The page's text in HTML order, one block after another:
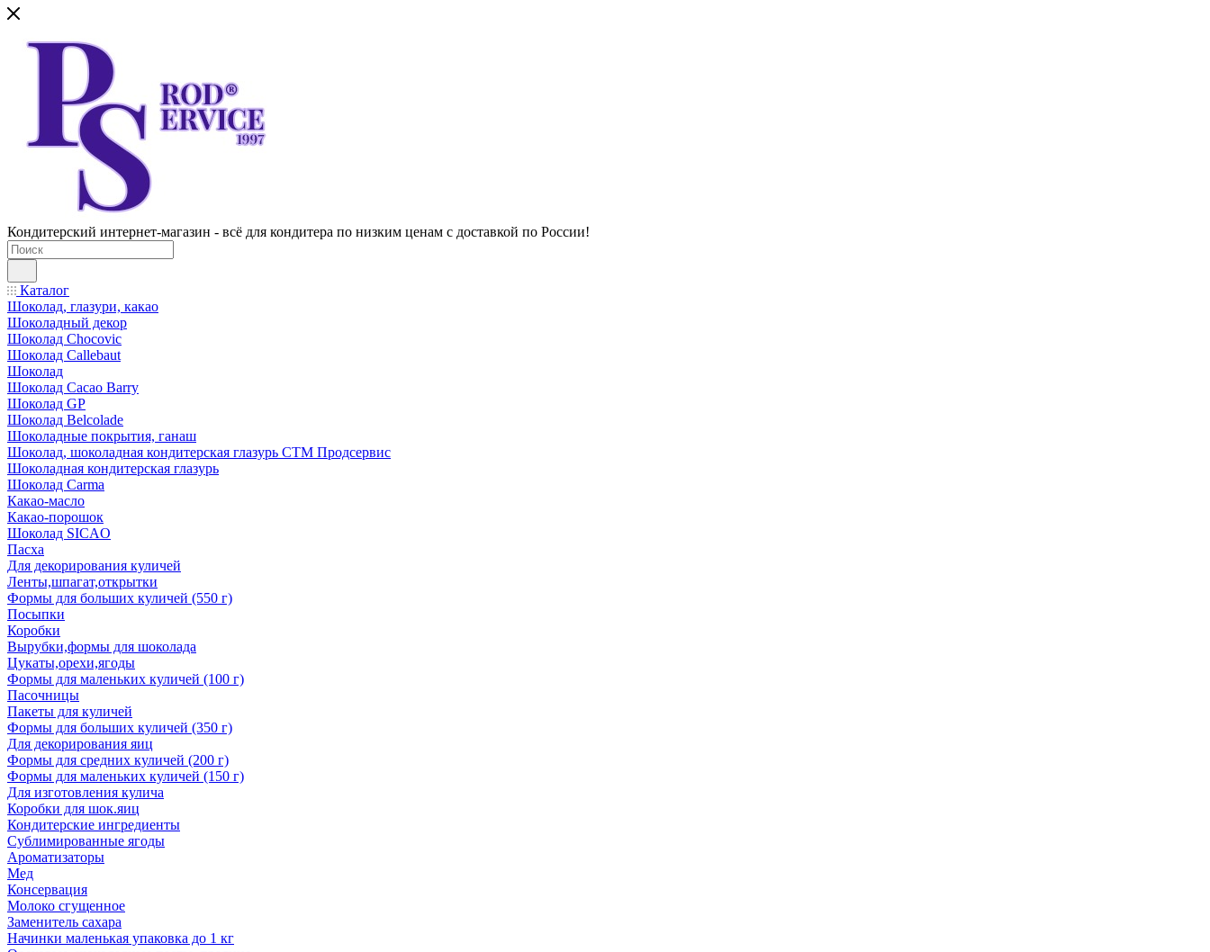
Кондитерский интернет-магазин - всё для кондитера по низким ценам с доставкой по России!
Каталог
Шоколад, глазури, какао
Шоколадный декор
Шоколад Chocovic
Шоколад Callebaut
Шоколад
Шоколад Cacao Barry
Шоколад GP
Шоколад Belcolade
Шоколадные покрытия, ганаш
Шоколад, шоколадная кондитерская глазурь СТМ Продсервис
Шоколадная кондитерская глазурь
Шоколад Carma
Какао-масло
Какао-порошок
Шоколад SICAO
Пасха
Для декорирования куличей
Ленты,шпагат,открытки
Формы для больших куличей (550 г)
Посыпки
Коробки
Вырубки,формы для шоколада
Цукаты,орехи,ягоды
Формы для маленьких куличей (100 г)
Пасочницы
Пакеты для куличей
Формы для больших куличей (350 г)
Для декорирования яиц
Формы для средних куличей (200 г)
Формы для маленьких куличей (150 г)
Для изготовления кулича
Коробки для шок.яиц
Кондитерские ингредиенты
Сублимированные ягоды
Ароматизаторы
Мед
Консервация
Молоко сгущенное
Заменитель сахара
Начинки маленькая упаковка до 1 кг